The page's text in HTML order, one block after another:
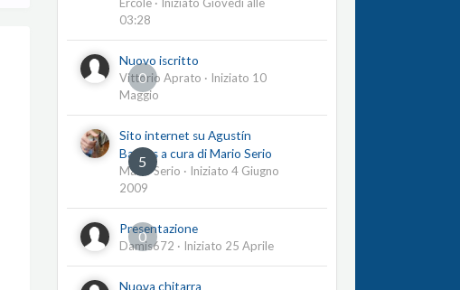
03:28
0
Nuovo iscritto
Vittorio Aprato · Iniziato 10
Maggio
5
Sito internet su Agustín
Barrios a cura di Mario Serio
Mario Serio · Iniziato 4 Giugno
2009
0
Presentazione
Damis672 · Iniziato 25 Aprile
Nuova chitarra